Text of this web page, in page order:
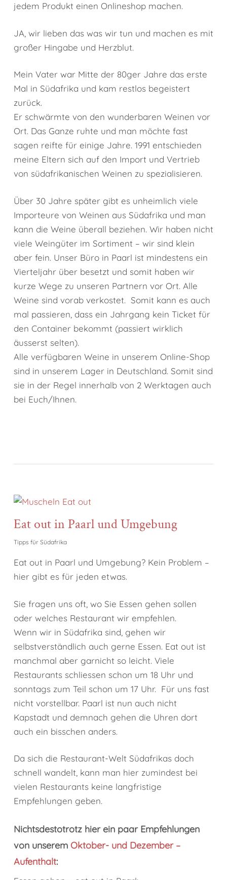
jedem Produkt einen Onlineshop machen.
JA, wir lieben das was wir tun und machen es mit
großer Hingabe und Herzblut.
Mein Vater war Mitte der 80ger Jahre das erste
Mal in Südafrika und kam restlos begeistert
zurück.
Er schwärmte von den wunderbaren Weinen vor
Ort. Das Ganze ruhte und man möchte fast
sagen reifte für einige Jahre. 1991 entschieden
meine Eltern sich auf den Import und Vertrieb
von südafrikanischen Weinen zu spezialisieren.
Über 30 Jahre später gibt es unheimlich viele
Importeure von Weinen aus Südafrika und man
kann die Weine überall beziehen. Wir haben nicht
viele Weingüter im Sortiment – wir sind klein
aber fein. Unser Büro in Paarl ist mindestens ein
Vierteljahr über besetzt und somit haben wir
kurze Wege zu unseren Partnern vor Ort. Alle
Weine sind vorab verkostet. Somit kann es auch
mal passieren, dass ein Jahrgang kein Ticket für
den Container bekommt (passiert wirklich
äusserst selten).
Alle verfügbaren Weine in unserem Online-Shop
sind in unserem Lager in Deutschland. Somit sind
sie in der Regel innerhalb von 2 Werktagen auch
bei Euch/Ihnen.
Eat out in Paarl und Umgebung
Tipps für Südafrika
Eat out in Paarl und Umgebung? Kein Problem –
hier gibt es für jeden etwas.
Sie fragen uns oft, wo Sie Essen gehen sollen
oder welches Restaurant wir empfehlen.
Wenn wir in Südafrika sind, gehen wir
selbstverständlich auch gerne Essen. Eat out ist
manchmal aber garnicht so leicht. Viele
Restaurants schliessen schon um 18 Uhr und
sonntags zum Teil schon um 17 Uhr. Für uns fast
nicht vorstellbar. Paarl ist nun auch nicht
Kapstadt und demnach gehen die Uhren dort
auch ein bisschen anders.
Da sich die Restaurant-Welt Südafrikas doch
schnell wandelt, kann man hier zumindest bei
vielen Restaurants keine langfristige
Empfehlungen geben.
Nichtsdestotrotz hier ein paar Empfehlungen
von unserem Oktober- und Dezember –
Aufenthalt: